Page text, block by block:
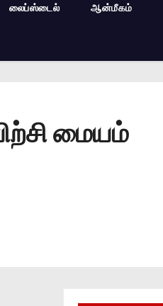
லைப்ஸ்டைல் ஆன்மீகம்
மையம்